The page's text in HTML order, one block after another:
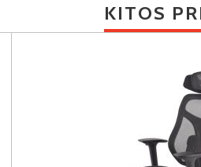
KITOS